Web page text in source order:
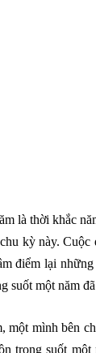
là thời khắc
kỳ này.
điểm lại
suốt một năm
một mình bên
trong suốt